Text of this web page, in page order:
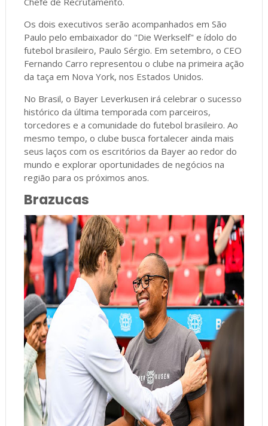
Os dois executivos serão acompanhados em São
Paulo pelo embaixador do "Die Werkself" e ídolo do
futebol brasileiro, Paulo Sérgio. Em setembro, o CEO
Fernando Carro representou o clube na primeira ação
da taça em Nova York, nos Estados Unidos.
No Brasil, o Bayer Leverkusen irá celebrar o sucesso
histórico da última temporada com parceiros,
torcedores e a comunidade do futebol brasileiro. Ao
mesmo tempo, o clube busca fortalecer ainda mais
seus laços com os escritórios da Bayer ao redor do
mundo e explorar oportunidades de negócios na
região para os próximos anos.
Brazucas